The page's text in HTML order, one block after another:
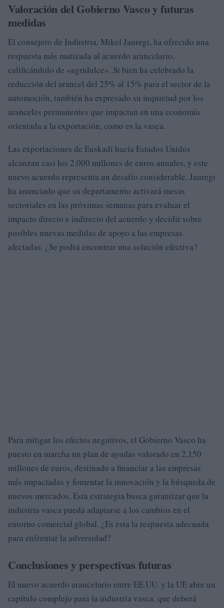
Valoración del Gobierno Vasco y futuras
medidas
El consejero de Industria, Mikel Jauregi, ha ofrecido una
respuesta más matizada al acuerdo arancelario,
calificándolo de «agridulce». Si bien ha celebrado la
reducción del arancel del 25% al 15% para el sector de la
automoción, también ha expresado su inquietud por los
aranceles permanentes que impactan en una economía
orientada a la exportación, como es la vasca.
Las exportaciones de Euskadi hacia Estados Unidos
alcanzan casi los 2,000 millones de euros anuales, y este
nuevo acuerdo representa un desafío considerable. Jauregi
ha anunciado que su departamento activará mesas
sectoriales en las próximas semanas para evaluar el
impacto directo e indirecto del acuerdo y decidir sobre
posibles nuevas medidas de apoyo a las empresas
afectadas. ¿Se podrá encontrar una solución efectiva?
Para mitigar los efectos negativos, el Gobierno Vasco ha
puesto en marcha un plan de ayudas valorado en 2,150
millones de euros, destinado a financiar a las empresas
más impactadas y fomentar la innovación y la búsqueda de
nuevos mercados. Esta estrategia busca garantizar que la
industria vasca pueda adaptarse a los cambios en el
entorno comercial global. ¿Es esta la respuesta adecuada
para enfrentar la adversidad?
Conclusiones y perspectivas futuras
El nuevo acuerdo arancelario entre EE.UU. y la UE abre un
capítulo complejo para la industria vasca, que deberá